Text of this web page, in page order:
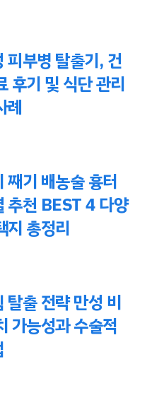
피부병 탈출기, 건
후기 및 식단 관리
례
째기 배농술 흉터
추천 BEST 4 다양
지 총정리
탈출 전략 만성 비
가능성과 수술적